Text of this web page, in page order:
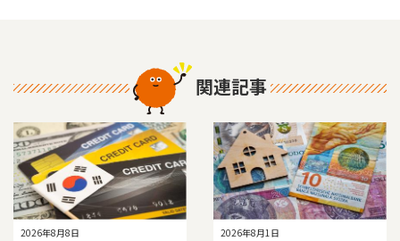
関連記事
2026年8月8日 2026年8月1日